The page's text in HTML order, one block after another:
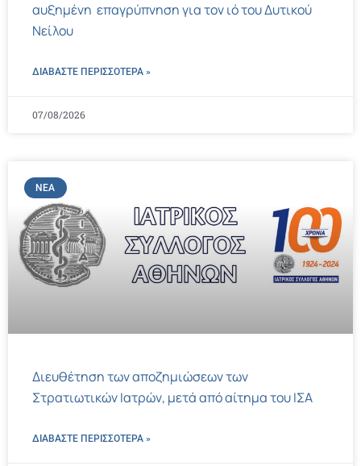
αυξημένη επαγρύπνηση για τον ιό του Δυτικού
Νείλου
ΔΙΑΒΑΣΤΕ ΠΕΡΙΣΣΌΤΕΡΑ »
07/08/2026
ΝΈΑ
Διευθέτηση των αποζημιώσεων των
Στρατιωτικών Ιατρών, μετά από αίτημα του ΙΣΑ
ΔΙΑΒΑΣΤΕ ΠΕΡΙΣΣΌΤΕΡΑ »